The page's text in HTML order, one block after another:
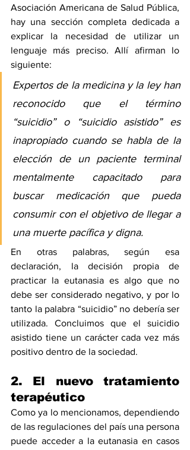
Asociación Americana de Salud Pública,
hay una sección completa dedicada a
explicar la necesidad de utilizar un
lenguaje más preciso. Allí afirman lo
siguiente:
Expertos de la medicina y la ley han
reconocido que el término
“suicidio” o “suicidio asistido” es
inapropiado cuando se habla de la
elección de un paciente terminal
mentalmente capacitado para
buscar medicación que pueda
consumir con el objetivo de llegar a
una muerte pacífica y digna.
En otras palabras, según esa
declaración, la decisión propia de
practicar la eutanasia es algo que no
debe ser considerado negativo, y por lo
tanto la palabra “suicidio” no debería ser
utilizada. Concluimos que el suicidio
asistido tiene un carácter cada vez más
positivo dentro de la sociedad.
2. El nuevo tratamiento
terapéutico
Como ya lo mencionamos, dependiendo
de las regulaciones del país una persona
puede acceder a la eutanasia en casos